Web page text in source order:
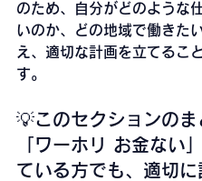
のため、自分がどのような
いのか、どの地域で働きた
え、適切な計画を立てるこ
す。
💡このセクションのま
「ワーホリ お金ない
ている方でも、適切に